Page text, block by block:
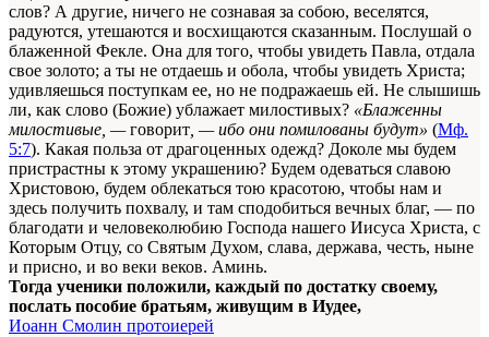
слов? А другие, ничего не сознавая за собою, веселятся,
радуются, уте­шаются и восхищаются сказанным. Послушай о
блаженной Фекле. Она для того, чтобы увидеть Павла, отдала
свое золото; а ты не отдаешь и обола, чтобы увидеть Христа;
удивляешься поступкам ее, но не подражаешь ей. Не слышишь
ли, как слово (Божие) ублажает милостивых? «Блаженны
милостивые, —го­ворит , — ибо они помилованы будут» (Мф.
5:7). Какая польза от драгоценных одежд? Доколе мы будем
пристрастны к этому украшению? Будем одеваться славою
Христовою, будем обле­каться тою красотою, чтобы нам и
здесь получить похвалу, и там сподобиться вечных благ, — по
благодати и человеколю­бию Господа нашего Иисуса Христа, с
Которым Отцу, со Свя­тым Духом, слава, держава, честь, ныне
и присно, и во веки веков. Аминь.
Тогда ученики положили, каждый по достатку своему,
послать пособие братьям, живущим в Иудее,
Иоанн Смолин протоиерей